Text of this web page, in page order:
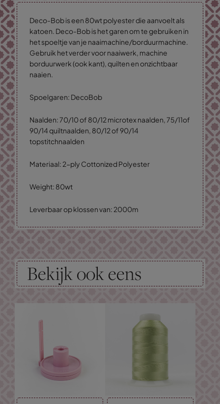
Deco-Bob is een 80wt polyester die aanvoelt als
katoen. Deco-Bob is het garen om te gebruiken in
het spoeltje van je naaimachine/borduurmachine.
Gebruik het verder voor naaiwerk, machine
borduurwerk (ook kant), quilten en onzichtbaar
naaien.
Spoelgaren: DecoBob
Naalden: 70/10 of 80/12 microtex naalden, 75/11of
90/14 quiltnaalden, 80/12 of 90/14
topstitchnaalden
Materiaal: 2-ply Cottonized Polyester
Weight: 80wt
Leverbaar op klossen van: 2000m
Bekijk ook eens